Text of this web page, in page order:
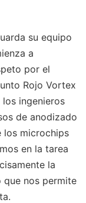
su equipo
a
por el
Rojo Vortex
los ingenieros
de anodizado
los microchips
en la tarea
la
que nos permite